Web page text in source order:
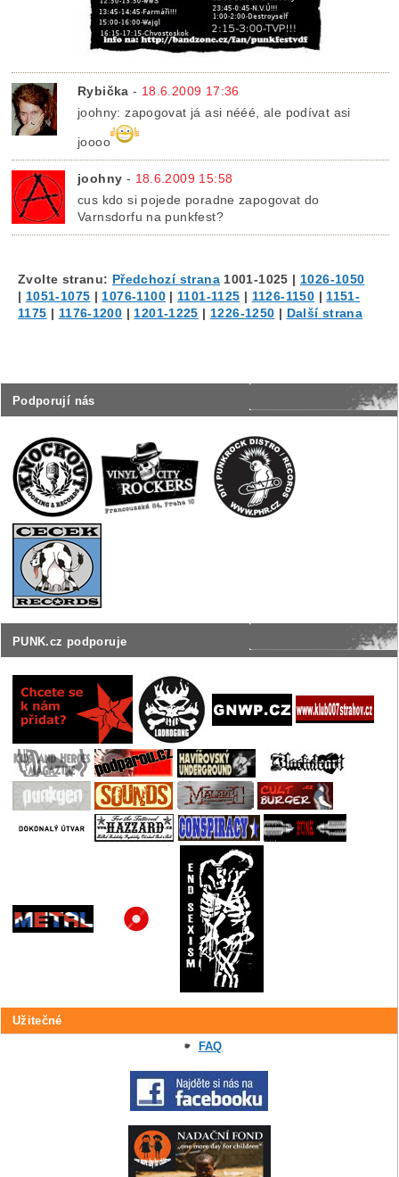
Podporují nás
PUNK.cz podporuje
Užitečné
FAQ
Rybička - 18.6.2009 17:36
joohny: zapogovat já asi nééé, ale podívat asi
joooo
joohny - 18.6.2009 15:58
cus kdo si pojede poradne zapogovat do
Varnsdorfu na punkfest?
Zvolte stranu: Předchozí strana 1001-1025 | 1026-1050
| 1051-1075 | 1076-1100| 1101-1125 | 1126-1150 | 1151-
1175 | 1176-1200 | 1201-1225 | 1226-1250 | Další strana